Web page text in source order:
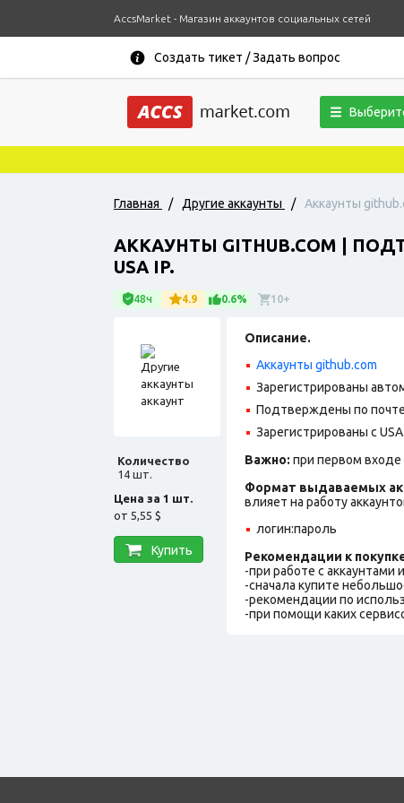
AccsMarket - Магазин аккаунтов социальных сетей
Создать тикет / Задать вопрос
Главная / Другие аккаунты / Аккаунты
АККАУНТЫ GITHUB.COM |
USA IP.
48ч 4.9 0.6% 10+
Количество
14 шт.
Цена за 1 шт.
от 5,55 $
Купить
Описание.
Аккаунты github.com
Зарегистрированы
Подтверждены по
Зарегистрированы с USA
Важно: при первом входе
Формат выдаваемых
влияет на работу
логин:пароль
Рекомендации к
-при работе с аккаунтами
-сначала купите
-рекомендации по
-при помощи каких